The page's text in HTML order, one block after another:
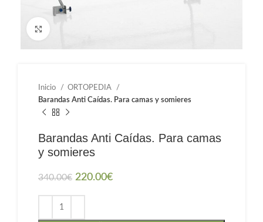
Inicio
ORTOPEDIA
Barandas Anti Caídas. Para camas y somieres
Barandas Anti Caídas. Para camas
y somieres
340.00€ 220.00€